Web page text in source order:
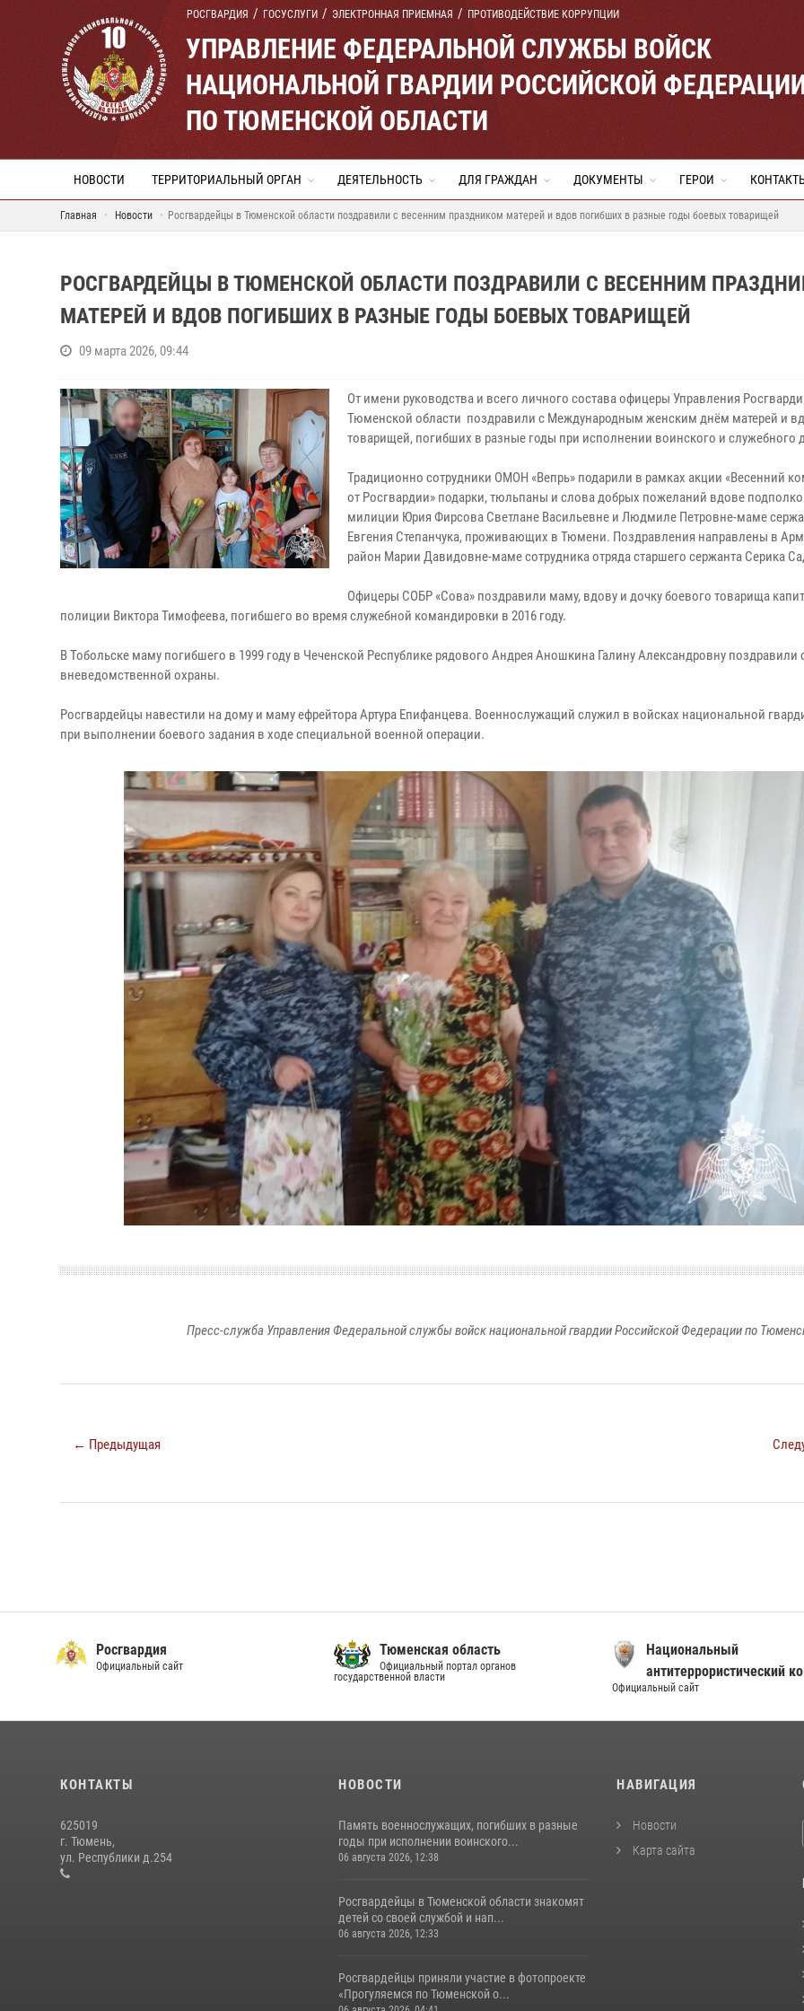
РОСГВАРДИЯ ГОСУСЛУГИ ЭЛЕКТРОННАЯ ПРИЕМНАЯ ПРОТИВОДЕЙСТВИЕ КОРРУПЦИИ
УПРАВЛЕНИЕ ФЕДЕРАЛЬНОЙ СЛУЖБЫ ВОЙСК
НАЦИОНАЛЬНОЙ ГВАРДИИ РОССИЙСКОЙ
ПО ТЮМЕНСКОЙ ОБЛАСТИ
НОВОСТИ ТЕРРИТОРИАЛЬНЫЙ ОРГАН ДЕЯТЕЛЬНОСТЬ ДЛЯ ГРАЖДАН ДОКУМЕНТЫ ГЕРОИ
Главная Новости Росгвардейцы в Тюменской области поздравили с весенним праздником матерей и вдов погибших в разные годы боевых товарищей
РОСГВАРДЕЙЦЫ В ТЮМЕНСКОЙ ОБЛАСТИ ПОЗДРАВИЛИ С ВЕСЕННИМ
МАТЕРЕЙ И ВДОВ ПОГИБШИХ В РАЗНЫЕ ГОДЫ БОЕВЫХ ТОВАРИЩЕЙ
09 марта 2026, 09:44
От имени руководства и всего личного состава офицеры Управления
Тюменской области поздравили с Международным женским днём матерей и
товарищей, погибших в разные годы при исполнении воинского и служебного
Традиционно сотрудники ОМОН «Вепрь» подарили в рамках акции «Весенний
от Росгвардии» подарки, тюльпаны и слова добрых пожеланий вдове
милиции Юрия Фирсова Светлане Васильевне и Людмиле Петровне-маме
Евгения Степанчука, проживающих в Тюмени. Поздравления направлены в
район Марии Давидовне-маме сотрудника отряда старшего сержанта Серика
Офицеры СОБР «Сова» поздравили маму, вдову и дочку боевого товарища
полиции Виктора Тимофеева, погибшего во время служебной командировки в 2016 году.
В Тобольске маму погибшего в 1999 году в Чеченской Республике рядового Андрея Аношкина Галину Александровну поздравили
вневедомственной охраны.
Росгвардейцы навестили на дому и маму ефрейтора Артура Епифанцева. Военнослужащий служил в войсках национальной
при выполнении боевого задания в ходе специальной военной операции.
Пресс-служба Управления Федеральной службы войск национальной гвардии Российской Федерации по
← Предыдущая
Росгвардия
Официальный сайт
Тюменская область
Официальный портал органов
государственной власти
Национальный
антитеррористический
Официальный сайт
КОНТАКТЫ
625019
г. Тюмень,
ул. Республики д.254
НОВОСТИ
Память военнослужащих, погибших в разные
годы при исполнении воинского...
06 августа 2026, 12:38
Росгвардейцы в Тюменской области знакомят
детей со своей службой и нап...
06 августа 2026, 12:33
Росгвардейцы приняли участие в фотопроекте
«Прогуляемся по Тюменской о...
НАВИГАЦИЯ
Новости
Карта сайта